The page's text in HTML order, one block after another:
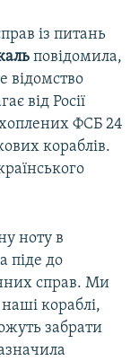
із питань
повідомила,
відомство
від Росії
ФСБ 24
кораблів.
ноту в
піде до
справ. Ми
кораблі,
забрати